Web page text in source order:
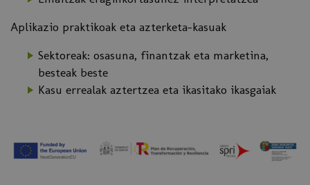
Aplikazio praktikoak eta azterketa-kasuak
Sektoreak: osasuna, finantzak eta marketina,
besteak beste
Kasu errealak aztertzea eta ikasitako ikasgaiak